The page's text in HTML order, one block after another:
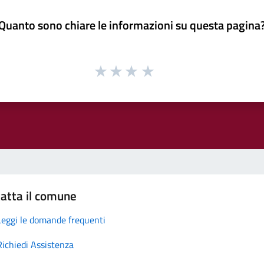
sono chiare le informazioni su questa
il comune
le domande frequenti
Assistenza